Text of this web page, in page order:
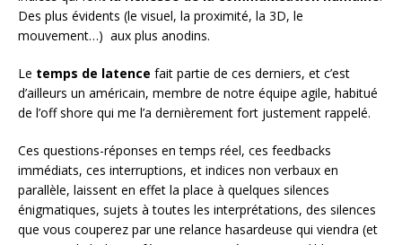
Des plus évidents (le visuel, la proximité, la 3D, le
mouvement…) aux plus anodins.
Le temps de latence fait partie de ces derniers, et c’est
d’ailleurs un américain, membre de notre équipe agile, habitué
de l’off shore qui me l’a dernièrement fort justement rappelé.
Ces questions-réponses en temps réel, ces feedbacks
immédiats, ces interruptions, et indices non verbaux en
parallèle, laissent en effet la place à quelques silences
énigmatiques, sujets à toutes les interprétations, des silences
que vous couperez par une relance hasardeuse qui viendra (et